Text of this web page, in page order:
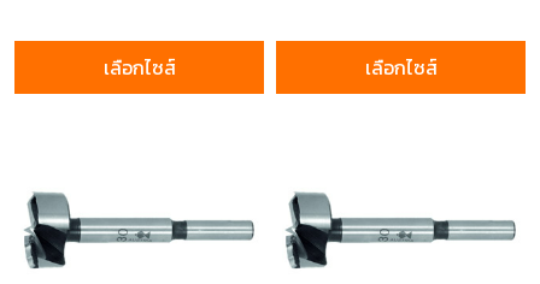
เลือกไซส์ เลือกไซส์